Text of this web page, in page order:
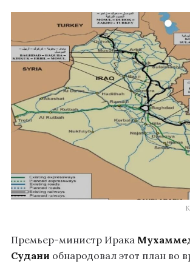
Премьер-министр Ирака
Судани обнародовал этот план во